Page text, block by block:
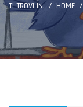
TI TROVI IN: HOME